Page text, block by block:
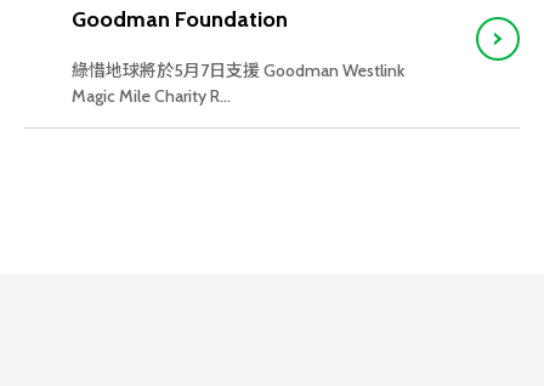
Goodman Foundation
綠惜地球將於5月7日支援 Goodman Westlink
Magic Mile Charity R...